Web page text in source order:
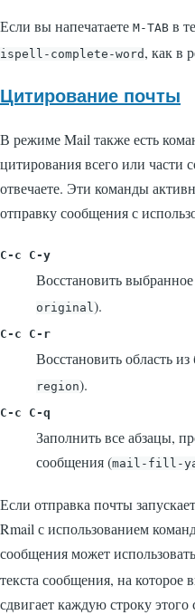
Если вы напечатаете M-TAB в
ispell-complete-word , как в
Цитирование почты
В режиме Mail также есть
цитирования всего или части
отвечаете. Эти команды
отправку сообщения с
C-c C-y
Восстановить
original).
C-c C-r
Восстановить область
region).
C-c C-q
Заполнить все абзацы,
сообщения (mail-fill-
Если отправка почты
Rmail с использованием
сообщения может
текста сообщения, на которое
сдвигает каждую строку